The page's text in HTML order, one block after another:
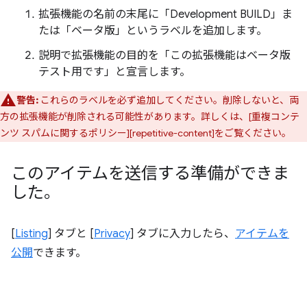
拡張機能の名前の末尾に「Development BUILD」ま
たは「ベータ版」というラベルを追加します。
説明で拡張機能の目的を「この拡張機能はベータ版
テスト用です」と宣言します。
警告: これらのラベルを必ず追加してください。削除しないと、両
方の拡張機能が削除される可能性があります。詳しくは、[重複コンテ
ンツ スパムに関するポリシー][repetitive-content]をご覧ください。
このアイテムを送信する準備ができま
した。
[Listing] タブと [Privacy] タブに入力したら、 アイテムを
公開できます。